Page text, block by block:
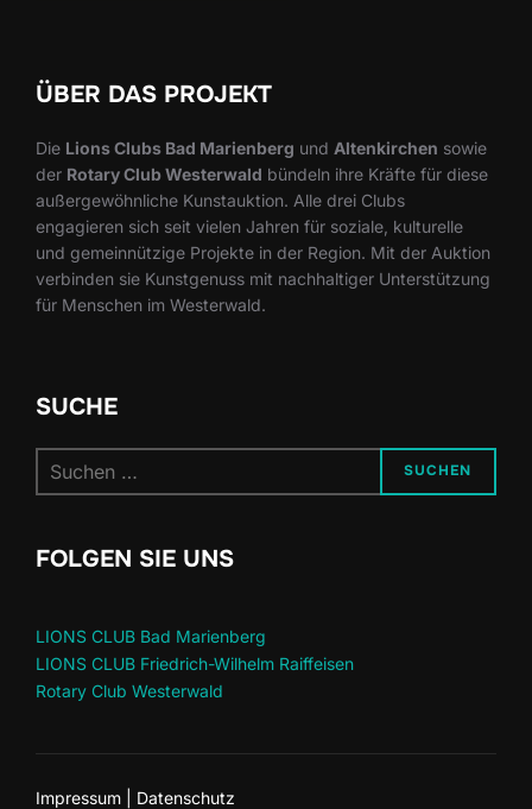
ÜBER DAS PROJEKT
Die Lions Clubs Bad Marienberg und Altenkirchen sowie
der Rotary Club Westerwald bündeln ihre Kräfte für diese
außergewöhnliche Kunstauktion. Alle drei Clubs
engagieren sich seit vielen Jahren für soziale, kulturelle
und gemeinnützige Projekte in der Region. Mit der Auktion
verbinden sie Kunstgenuss mit nachhaltiger Unterstützung
für Menschen im Westerwald.
SUCHE
nach:
SUCHEN
FOLGEN SIE UNS
LIONS CLUB Bad Marienberg
LIONS CLUB Friedrich-Wilhelm Raiffeisen
Rotary Club Westerwald
Impressum | Datenschutz